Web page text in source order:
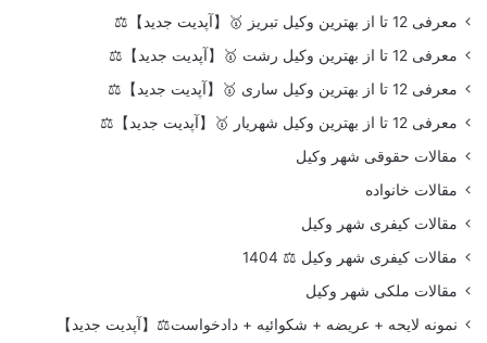
معرفی 12 تا از بهترین وکیل تبریز 🥇【آپدیت جدید】⚖️
معرفی 12 تا از بهترین وکیل رشت 🥇【آپدیت جدید】⚖️
معرفی 12 تا از بهترین وکیل ساری 🥇【آپدیت جدید】⚖️
معرفی 12 تا از بهترین وکیل شهریار 🥇【آپدیت جدید】⚖️
مقالات حقوقی شهر وکیل
مقالات خانواده
مقالات کیفری شهر وکیل
مقالات کیفری شهر وکیل ⚖️ 1404
مقالات ملکی شهر وکیل
نمونه لایحه + عریضه + شکوائیه + دادخواست⚖️【آپدیت جدید】